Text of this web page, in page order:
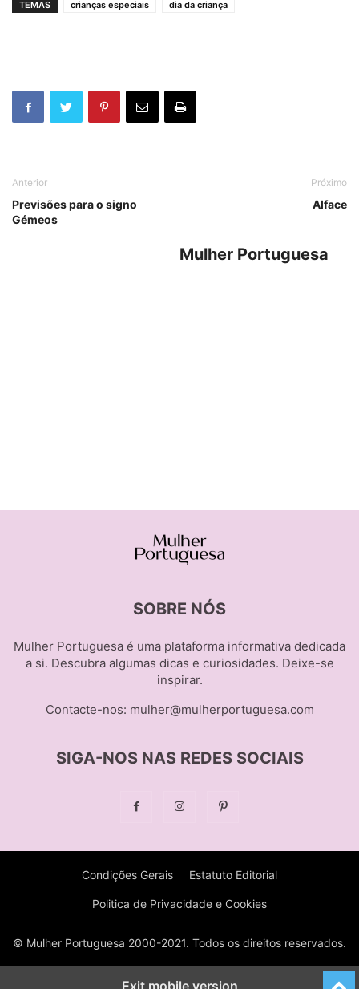
TEMAS crianças especiais dia da criança
Anterior
Previsões para o signo
Gémeos
Próximo
Alface
Mulher Portuguesa
SOBRE NÓS
Mulher Portuguesa é uma plataforma informativa dedicada
a si. Descubra algumas dicas e curiosidades. Deixe-se
inspirar.
Contacte-nos: mulher@mulherportuguesa.com
SIGA-NOS NAS REDES SOCIAIS
Condições Gerais Estatuto Editorial
Politica de Privacidade e Cookies
© Mulher Portuguesa 2000-2021. Todos os direitos reservados.
Exit mobile version